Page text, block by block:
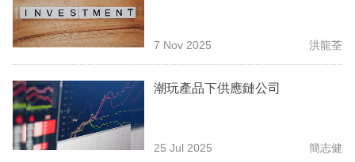
業
科
技
職
場
生
7 Nov 2025 洪龍荃
潮玩產品下供應鏈公司
25 Jul 2025 簡志健